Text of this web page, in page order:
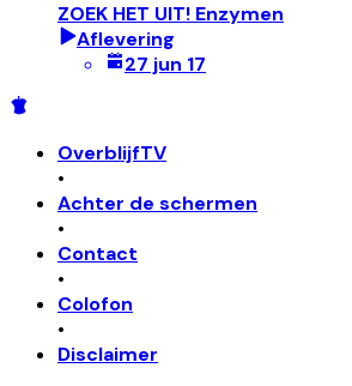
ZOEK HET UIT! Enzymen
Aflevering
27 jun 17
OverblijfTV
•
Achter de schermen
•
Contact
•
Colofon
•
Disclaimer